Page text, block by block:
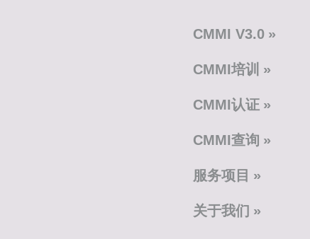
CMMI V3.0
CMMI培训
CMMI认证
CMMI查询
服务项目
关于我们